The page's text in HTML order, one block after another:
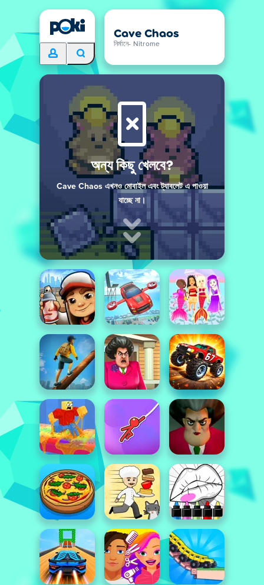
Cave Chaos
নির্মানে- Nitrome
অন্য কিছু খেলবে?
Cave Chaos এখনও মোবাইল এবং ট্যাবলেট এ পাওয়া
যাচ্ছে না।